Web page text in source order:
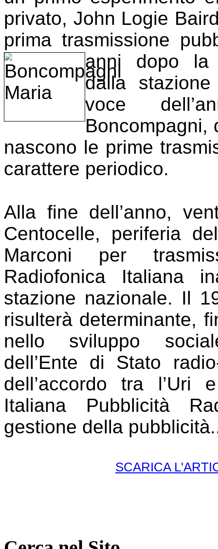
privato, John Logie
prima trasmissione
anni dopo
dalla
voce
Boncompagni,
nascono le prime
carattere periodico.
Alla fine dell’anno,
Centocelle, periferia
Marconi per
Radiofonica Italiana
stazione nazionale. Il
risulterà determinante,
nello sviluppo
dell’Ente di Stato
dell’accordo tra l’Uri
Italiana Pubblicità
gestione della
SCARICA